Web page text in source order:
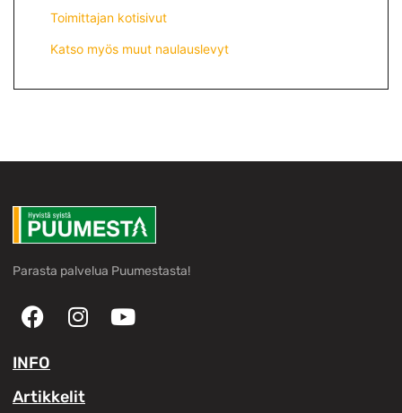
Toimittajan kotisivut
Katso myös muut naulauslevyt
Parasta palvelua Puumestasta!
INFO
Artikkelit